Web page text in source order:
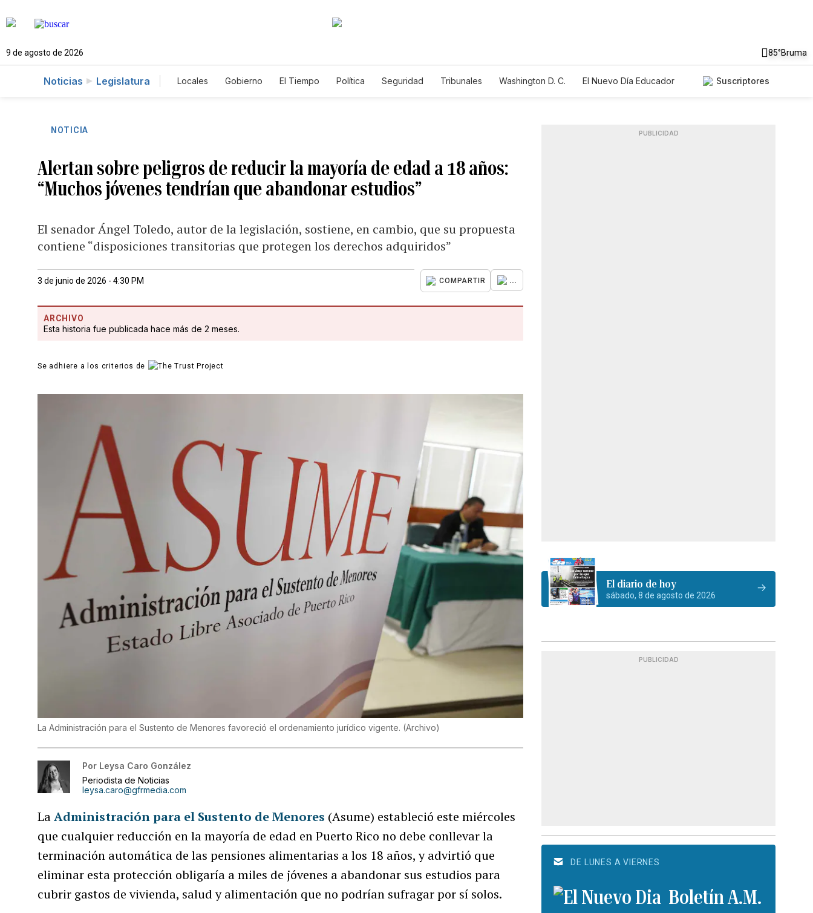
9 de agosto de 2026 85°Bruma
Noticias Legislatura Locales Gobierno El Tiempo Política Seguridad Tribunales Washington D. C.
El Nuevo Día Educador
Suscriptores
NOTICIA
Alertan sobre peligros de reducir la mayoría de edad a 18 años:
“Muchos jóvenes tendrían que abandonar estudios”
El senador Ángel Toledo, autor de la legislación, sostiene, en cambio, que su propuesta
contiene “disposiciones transitorias que protegen los derechos adquiridos”
3 de junio de 2026 - 4:30 PM COMPARTIR ...
ARCHIVO
Esta historia fue publicada hace más de 2 meses.
Se adhiere a los criterios de
La Administración para el Sustento de Menores favoreció el ordenamiento jurídico vigente. (Archivo)
Por Leysa Caro González
Periodista de Noticias
leysa.caro@gfrmedia.com
LaAdministración para el Sustento de Menores (Asume) estableció este miércoles
que cualquier reducción en la mayoría de edad en Puerto Rico no debe conllevar la
terminación automática de las pensiones alimentarias a los 18 años, y advirtió que
eliminar esta protección obligaría a miles de jóvenes a abandonar sus estudios para
cubrir gastos de vivienda, salud y alimentación que no podrían sufragar por sí solos.
PUBLICIDAD
El diario de hoy
sábado, 8 de agosto de 2026
PUBLICIDAD
DE LUNES A VIERNES
Boletín A.M.